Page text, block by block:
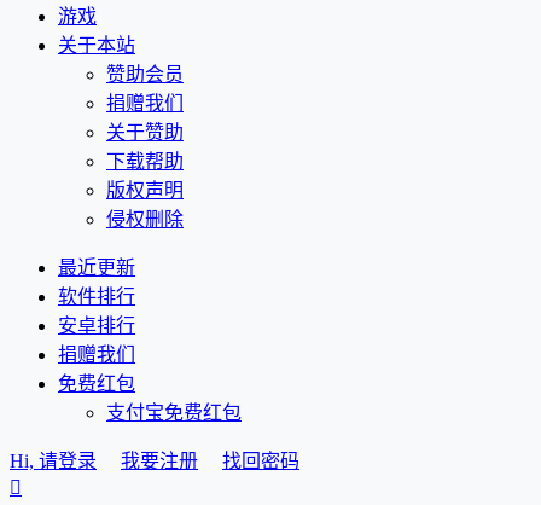
游戏
关于本站
赞助会员
捐赠我们
关于赞助
下载帮助
版权声明
侵权删除
最近更新
软件排行
安卓排行
捐赠我们
免费红包
支付宝免费红包
Hi, 请登录 我要注册
找回密码
